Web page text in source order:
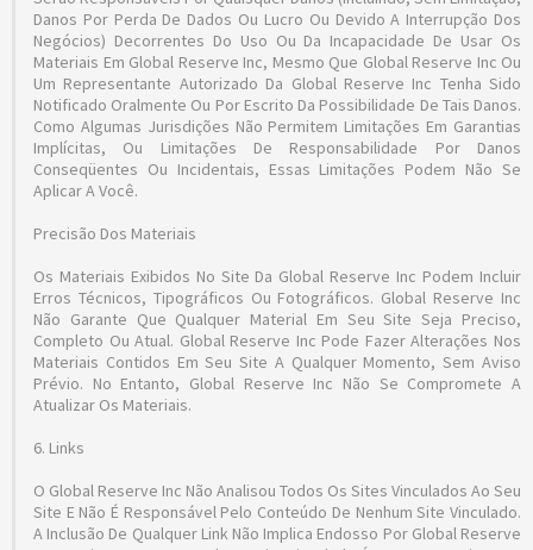
Danos Por Perda De Dados Ou Lucro Ou Devido A Interrupção Dos
Negócios) Decorrentes Do Uso Ou Da Incapacidade De Usar Os
Materiais Em Global Reserve Inc, Mesmo Que Global Reserve Inc Ou
Um Representante Autorizado Da Global Reserve Inc Tenha Sido
Notificado Oralmente Ou Por Escrito Da Possibilidade De Tais Danos.
Como Algumas Jurisdições Não Permitem Limitações Em Garantias
Implícitas, Ou Limitações De Responsabilidade Por Danos
Conseqüentes Ou Incidentais, Essas Limitações Podem Não Se
Aplicar A Você.
Precisão Dos Materiais
Os Materiais Exibidos No Site Da Global Reserve Inc Podem Incluir
Erros Técnicos, Tipográficos Ou Fotográficos. Global Reserve Inc
Não Garante Que Qualquer Material Em Seu Site Seja Preciso,
Completo Ou Atual. Global Reserve Inc Pode Fazer Alterações Nos
Materiais Contidos Em Seu Site A Qualquer Momento, Sem Aviso
Prévio. No Entanto, Global Reserve Inc Não Se Compromete A
Atualizar Os Materiais.
6. Links
O Global Reserve Inc Não Analisou Todos Os Sites Vinculados Ao Seu
Site E Não É Responsável Pelo Conteúdo De Nenhum Site Vinculado.
A Inclusão De Qualquer Link Não Implica Endosso Por Global Reserve